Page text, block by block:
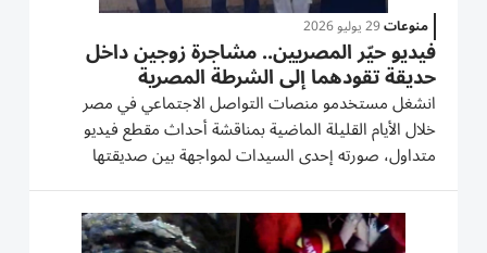
منوعات29 يوليو 2026
فيديو حيّر المصريين.. مشاجرة زوجين داخل
حديقة تقودهما إلى الشرطة المصرية
انشغل مستخدمو منصات التواصل الاجتماعي في مصر
خلال الأيام القليلة الماضية بمناقشة أحداث مقطع فيديو
متداول، صورته إحدى السيدات لمواجهة بين صديقتها
وزوجها، عقب اكتشاف وجوده داخل إحدى الحدائق العامة
برفقة أصدقائه الذين كان بينهم فتاتان. ووثق المقطع الشجار
بين الزوجين، قبل...